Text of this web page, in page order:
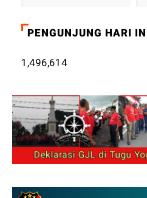
PENGUNJUNG HARI
1,496,614